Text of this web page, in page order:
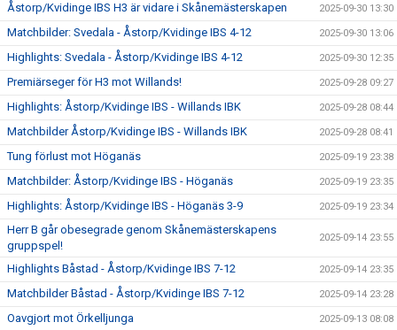
Åstorp/Kvidinge IBS H3 är vidare i Skånemästerskapen 2025-09-30 13:30
Matchbilder: Svedala - Åstorp/Kvidinge IBS 4-12 2025-09-30 13:06
Highlights: Svedala - Åstorp/Kvidinge IBS 4-12 2025-09-30 12:35
Premiärseger för H3 mot Willands! 2025-09-28 09:27
Highlights: Åstorp/Kvidinge IBS - Willands IBK 2025-09-28 08:44
Matchbilder Åstorp/Kvidinge IBS - Willands IBK 2025-09-28 08:41
Tung förlust mot Höganäs 2025-09-19 23:38
Matchbilder: Åstorp/Kvidinge IBS - Höganäs 2025-09-19 23:35
Highlights: Åstorp/Kvidinge IBS - Höganäs 3-9 2025-09-19 23:34
Herr B går obesegrade genom Skånemästerskapens
gruppspel!
2025-09-14 23:55
Highlights Båstad - Åstorp/Kvidinge IBS 7-12 2025-09-14 23:35
Matchbilder Båstad - Åstorp/Kvidinge IBS 7-12 2025-09-14 23:28
Oavgjort mot Örkelljunga 2025-09-13 08:08